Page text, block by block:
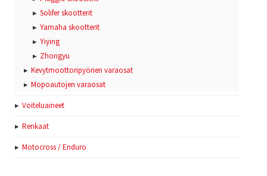
Solifer skootterit
Yamaha skootterit
Yiying
Zhongyu
Kevytmoottoripyörien varaosat
Mopoautojen varaosat
Voiteluaineet
Renkaat
Motocross / Enduro